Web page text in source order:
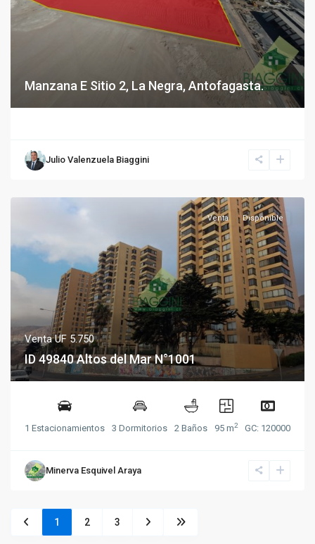
Manzana E Sitio 2, La Negra, Antofagasta.
Julio Valenzuela Biaggini
Venta Disponible
VentaUF 5.750
ID 49840 Altos del Mar N°1001
1 Estacionamientos 3 Dormitorios 2 Baños 95 m2 GC: 120000
Minerva Esquivel Araya
1 2 3